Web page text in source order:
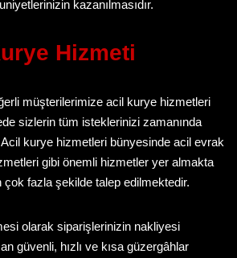
kazanılmasıdır.
Hizmeti
müşterilerimize acil kurye hizmetleri
sizlerin tüm isteklerinizi zamanında
kurye hizmetleri bünyesinde acil evrak
gibi önemli hizmetler yer almakta
çok fazla şekilde talep edilmektedir.
olarak siparişlerinizin nakliyesi
güvenli, hızlı ve kısa güzergâhlar